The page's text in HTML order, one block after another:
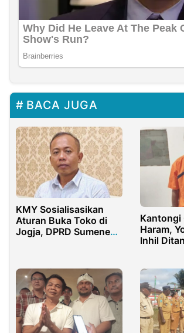
BACA JUGA
KMY Sosialisasikan
Aturan Buka Toko di
Jogja, DPRD Sumenep
Kantongi
Haram,
Inhil